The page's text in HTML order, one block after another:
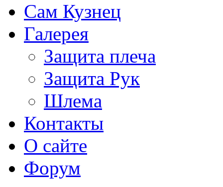
Сам Кузнец
Галерея
Защита плеча
Защита Рук
Шлема
Контакты
О сайте
Форум